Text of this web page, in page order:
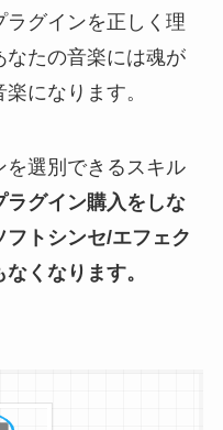
グインを正しく理
たの音楽には魂が
になります。
を選別できるスキル
ラグイン購入をしな
フトシンセ/エフェク
くなります。